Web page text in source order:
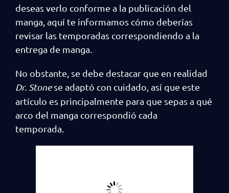
deseas verlo conforme a la publicación del
manga, aquí te informamos cómo deberías
revisar las temporadas correspondiendo a la
entrega de manga.
No obstante, se debe destacar que en realidad
Dr. Stonese adaptó con cuidado, así que este
artículo es principalmente para que sepas a qué
arco del manga correspondió cada
temporada.